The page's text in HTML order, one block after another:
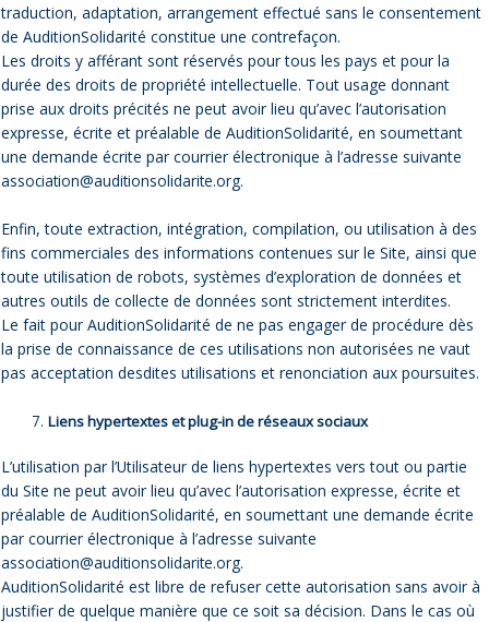
traduction, adaptation, arrangement effectué sans le consentement
de AuditionSolidarité constitue une contrefaçon.
Les droits y afférant sont réservés pour tous les pays et pour la
durée des droits de propriété intellectuelle. Tout usage donnant
prise aux droits précités ne peut avoir lieu qu’avec l’autorisation
expresse, écrite et préalable de AuditionSolidarité, en soumettant
une demande écrite par courrier électronique à l’adresse suivante
association@auditionsolidarite.org.
Enfin, toute extraction, intégration, compilation, ou utilisation à des
fins commerciales des informations contenues sur le Site, ainsi que
toute utilisation de robots, systèmes d’exploration de données et
autres outils de collecte de données sont strictement interdites.
Le fait pour AuditionSolidarité de ne pas engager de procédure dès
la prise de connaissance de ces utilisations non autorisées ne vaut
pas acceptation desdites utilisations et renonciation aux poursuites.
Liens hypertextes et plug-in de réseaux sociaux
L’utilisation par l’Utilisateur de liens hypertextes vers tout ou partie
du Site ne peut avoir lieu qu’avec l’autorisation expresse, écrite et
préalable de AuditionSolidarité, en soumettant une demande écrite
par courrier électronique à l’adresse suivante
association@auditionsolidarite.org.
AuditionSolidarité est libre de refuser cette autorisation sans avoir à
justifier de quelque manière que ce soit sa décision. Dans le cas où